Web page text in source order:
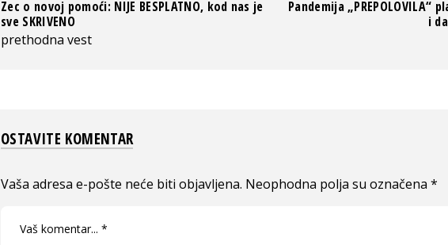
Zec o novoj pomoći: NIJE BESPLATNO, kod nas je
sve SKRIVENO
prethodna vest
Pandemija „PREPOLOVILA“
i
OSTAVITE KOMENTAR
Vaša adresa e-pošte neće biti objavljena. Neophodna polja su označena *